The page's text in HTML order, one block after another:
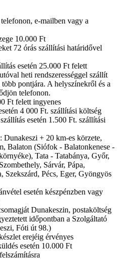
e-mailben vagy a
10.000 Ft
72 órás szállítási határidővel
esetén 25.000 Ft felett
heti rendszerességgel szállít
pontjára. A helyszínekről és a
telefonon.
Ft felett ingyenes
4 000 Ft. szállítási költség
esetén 1.500 Ft. szállítási
Dunakeszi + 20 km-es körzete,
Balaton (Siófok - Balatonkenese -
Tata - Tatabánya, Győr,
Sárvár, Pápa,
Szekszárd, Pécs, Eger, Gyöngyös
esetén készpénzben vagy
Dunakeszin, postaköltség
időpontban a Szolgáltató
Fóti út 98.)
erejéig érvényes
esetén 10.000 Ft